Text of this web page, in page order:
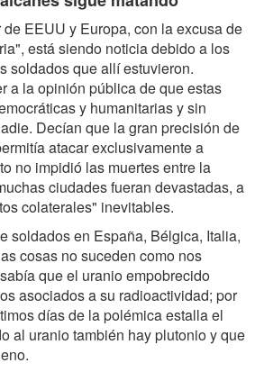
EEUU y Europa, con la excusa de
está siendo noticia debido a los
soldados que allí estuvieron.
a la opinión pública de que estas
y humanitarias y sin
Decían que la gran precisión de
atacar exclusivamente a
no impidió las muertes entre la
ciudades fueran devastadas, a
colaterales" inevitables.
soldados en España, Bélgica, Italia,
cosas no suceden como nos
que el uranio empobrecido
asociados a su radioactividad; por
días de la polémica estalla el
al uranio también hay plutonio y que